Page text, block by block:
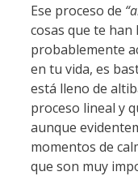
Ese proceso de
cosas que te han
probablemente
en tu vida, es
está lleno de
proceso lineal y
aunque
momentos de
que son muy